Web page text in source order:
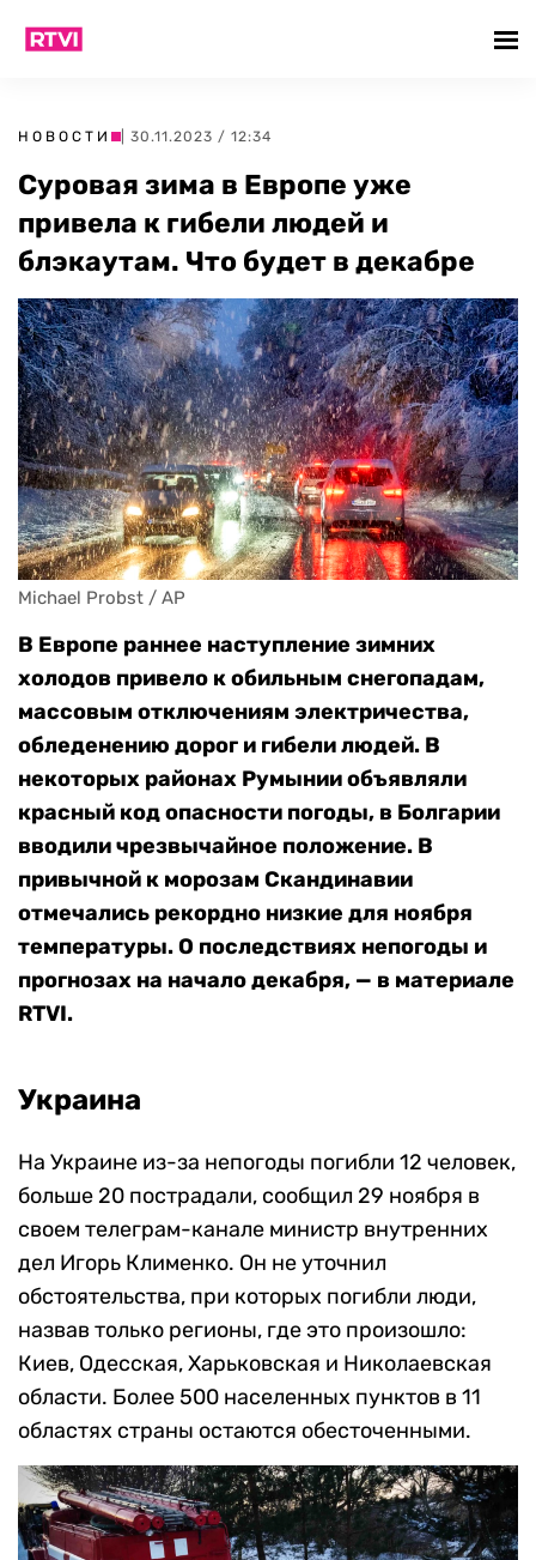
НОВОСТИ | 30.11.2023 / 12:34
Суровая зима в Европе уже
привела к гибели людей и
блэкаутам. Что будет в декабре
Michael Probst / AP
В Европе раннее наступление зимних
холодов привело к обильным снегопадам,
массовым отключениям электричества,
обледенению дорог и гибели людей. В
некоторых районах Румынии объявляли
красный код опасности погоды, в Болгарии
вводили чрезвычайное положение. В
привычной к морозам Скандинавии
отмечались рекордно низкие для ноября
температуры. О последствиях непогоды и
прогнозах на начало декабря, — в материале
RTVI.
Украина
На Украине из-за непогоды погибли 12 человек,
больше 20 пострадали, сообщил 29 ноября в
своем телеграм-канале министр внутренних
дел Игорь Клименко. Он не уточнил
обстоятельства, при которых погибли люди,
назвав только регионы, где это произошло:
Киев, Одесская, Харьковская и Николаевская
области. Более 500 населенных пунктов в 11
областях страны остаются обесточенными.